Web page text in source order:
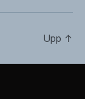
Upp ↑